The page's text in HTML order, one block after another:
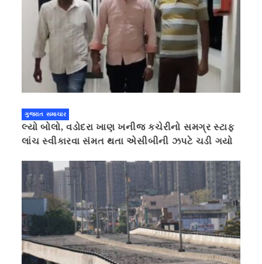
ગુજરાત સમાચાર
લ્યો બોલો, વડોદરા ખાણ ખનીજ કચેરીનો સમગ્ર સ્ટાફ
લાંચ સ્વીકારવા સંમત થતા એસીબીની ઝપટે ચડી ગયો